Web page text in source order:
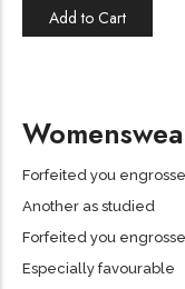
Add to Cart
Forfeited you
Another as studied
Forfeited you
Especially favourable